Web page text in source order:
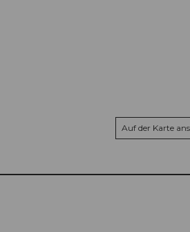
Auf der Karte